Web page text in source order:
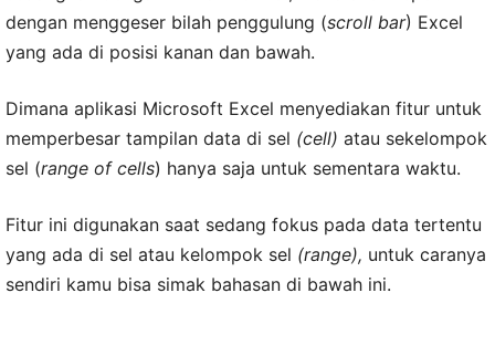
dengan menggeser bilah penggulung (scroll bar) Excel
yang ada di posisi kanan dan bawah.
Dimana aplikasi Microsoft Excel menyediakan fitur untuk
memperbesar tampilan data di sel (cell) atau sekelompok
sel (range of cells) hanya saja untuk sementara waktu.
Fitur ini digunakan saat sedang fokus pada data tertentu
yang ada di sel atau kelompok sel (range), untuk caranya
sendiri kamu bisa simak bahasan di bawah ini.